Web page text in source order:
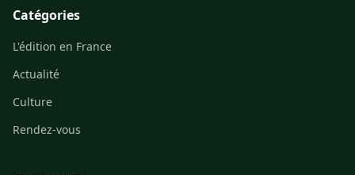
Catégories
L'édition en France
Actualité
Culture
Rendez-vous